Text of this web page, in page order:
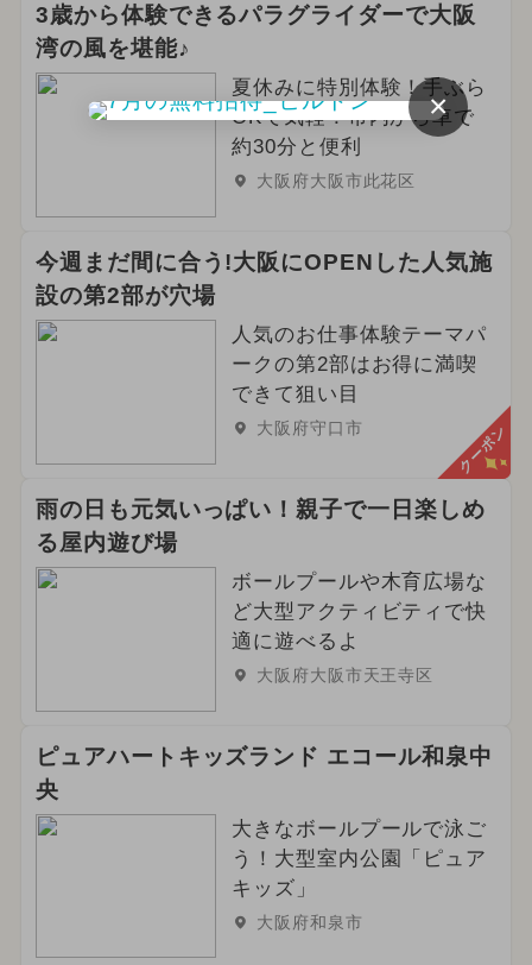
3歳から体験できるパラグライダーで大阪
湾の風を堪能♪
夏休みに特別体験！手ぶら
OKで気軽！市内から車で
約30分と便利
大阪府大阪市此花区
今週まだ間に合う!大阪にOPENした人気施
設の第2部が穴場
人気のお仕事体験テーマパ
ークの第2部はお得に満喫
できて狙い目
大阪府守口市 クーポン
雨の日も元気いっぱい！親子で一日楽しめ
る屋内遊び場
ボールプールや木育広場な
ど大型アクティビティで快
適に遊べるよ
大阪府大阪市天王寺区
ピュアハートキッズランド エコール和泉中
央
大きなボールプールで泳ご
う！大型室内公園「ピュア
キッズ」
大阪府和泉市
×